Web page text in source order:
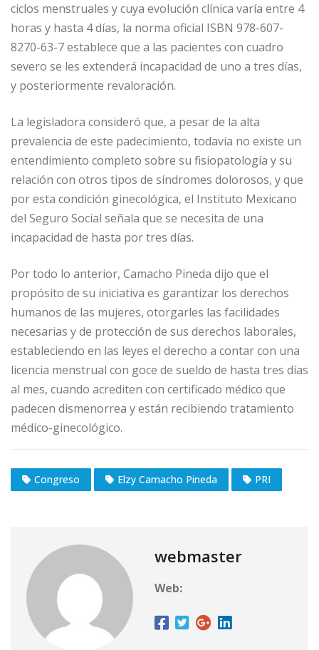
ciclos menstruales y cuya evolución clínica varía entre 4
horas y hasta 4 días, la norma oficial ISBN 978-607-
8270-63-7 establece que a las pacientes con cuadro
severo se les extenderá incapacidad de uno a tres días,
y posteriormente revaloración.
La legisladora consideró que, a pesar de la alta
prevalencia de este padecimiento, todavía no existe un
entendimiento completo sobre su fisiopatología y su
relación con otros tipos de síndromes dolorosos, y que
por esta condición ginecológica, el Instituto Mexicano
del Seguro Social señala que se necesita de una
incapacidad de hasta por tres días.
Por todo lo anterior, Camacho Pineda dijo que el
propósito de su iniciativa es garantizar los derechos
humanos de las mujeres, otorgarles las facilidades
necesarias y de protección de sus derechos laborales,
estableciendo en las leyes el derecho a contar con una
licencia menstrual con goce de sueldo de hasta tres días
al mes, cuando acrediten con certificado médico que
padecen dismenorrea y están recibiendo tratamiento
médico-ginecológico.
Congreso Elzy Camacho Pineda PRI
webmaster
Web: